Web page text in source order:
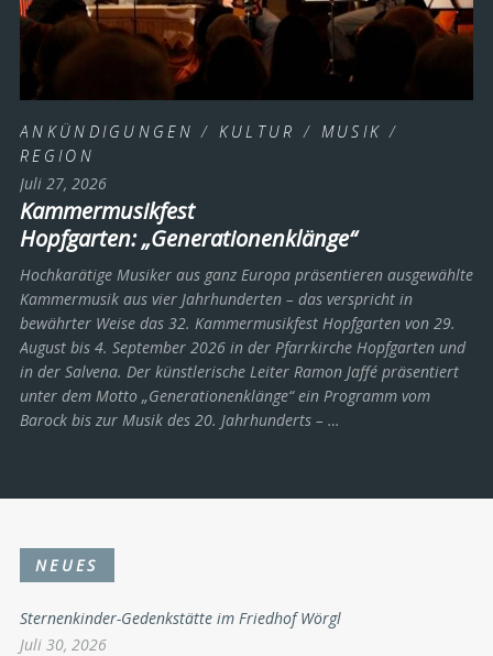
ANKÜNDIGUNGEN / KULTUR / MUSIK /
REGION
Juli 27, 2026
Kammermusikfest
Hopfgarten: „Generationenklänge“
Hochkarätige Musiker aus ganz Europa präsentieren ausgewählte
Kammermusik aus vier Jahrhunderten – das verspricht in
bewährter Weise das 32. Kammermusikfest Hopfgarten von 29.
August bis 4. September 2026 in der Pfarrkirche Hopfgarten und
in der Salvena. Der künstlerische Leiter Ramon Jaffé präsentiert
unter dem Motto „Generationenklänge“ ein Programm vom
Barock bis zur Musik des 20. Jahrhunderts ­– …
NEUES
Sternenkinder-Gedenkstätte im Friedhof Wörgl
Juli 30, 2026